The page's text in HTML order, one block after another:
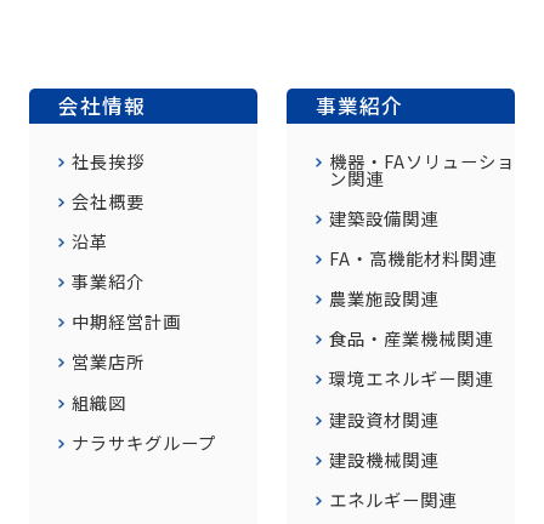
会社情報
社長挨拶
会社概要
沿革
事業紹介
中期経営計画
営業店所
組織図
ナラサキグループ
事業紹介
機器・FAソリューショ
ン関連
建築設備関連
FA・高機能材料関連
農業施設関連
食品・産業機械関連
環境エネルギー関連
建設資材関連
建設機械関連
エネルギー関連